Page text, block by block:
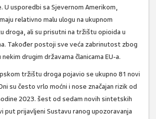
usporedbi sa Sjevernom Amerikom,
relativno malu ulogu na ukupnom
droga, ali su prisutni na tržištu opioida u
Također postoji sve veća zabrinutost zbog
drugim državama članicama EU-a.
tržištu droga pojavio se ukupno 81 novi
su često vrlo moćni i nose značajan rizik od
2023. šest od sedam novih sintetskih
put prijavljeni Sustavu ranog upozoravanja